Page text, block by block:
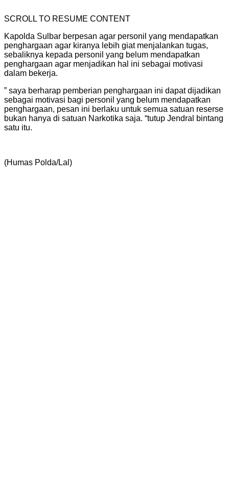
SCROLL TO RESUME CONTENT
Kapolda Sulbar berpesan agar personil yang mendapatkan
penghargaan agar kiranya lebih giat menjalankan tugas,
sebaliknya kepada personil yang belum mendapatkan
penghargaan agar menjadikan hal ini sebagai motivasi
dalam bekerja.
” saya berharap pemberian penghargaan ini dapat dijadikan
sebagai motivasi bagi personil yang belum mendapatkan
penghargaan, pesan ini berlaku untuk semua satuan reserse
bukan hanya di satuan Narkotika saja. “tutup Jendral bintang
satu itu.
(Humas Polda/Lal)